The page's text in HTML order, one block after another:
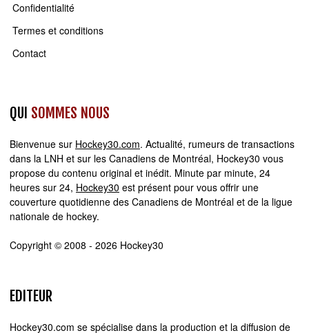
Confidentialité
Termes et conditions
Contact
QUI SOMMES NOUS
Bienvenue sur Hockey30.com. Actualité, rumeurs de transactions
dans la LNH et sur les Canadiens de Montréal, Hockey30 vous
propose du contenu original et inédit. Minute par minute, 24
heures sur 24, Hockey30 est présent pour vous offrir une
couverture quotidienne des Canadiens de Montréal et de la ligue
nationale de hockey.
Copyright © 2008 - 2026 Hockey30
EDITEUR
Hockey30.com se spécialise dans la production et la diffusion de